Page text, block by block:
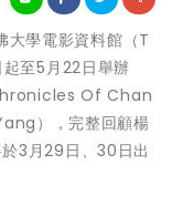
學電影資料館（T
至5月22日舉辦
Of Chan
），完整回顧楊
3月29日、30日出